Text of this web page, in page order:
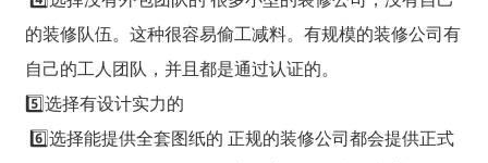
的装修队伍。这种很容易偷工减料。有规模的装修公司有
自己的工人团队，并且都是通过认证的。
5️⃣选择有设计实力的
6️⃣选择能提供全套图纸的 正规的装修公司都会提供正式